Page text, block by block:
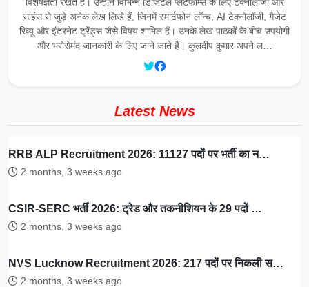
साइंस से जुड़े अनेक लेख लिखे हैं, जिनमें स्मार्टफोन लॉन्च, AI टेक्नोलॉजी, गैजेट
रिव्यू और इंटरनेट ट्रेंड्स जैसे विषय शामिल हैं। उनके लेख पाठकों के बीच उपयोगी
और भरोसेमंद जानकारी के लिए जाने जाते हैं। कुलदीप कुमार अपने ल…
Latest News
RRB ALP Recruitment 2026: 11127 पदों पर भर्ती का न…
2 months, 3 weeks ago
CSIR-SERC भर्ती 2026: ट्रेड और तकनीशियन के 29 पदों …
2 months, 3 weeks ago
NVS Lucknow Recruitment 2026: 217 पदों पर निकली स…
2 months, 3 weeks ago